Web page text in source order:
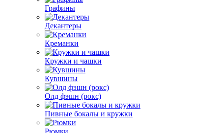
Графины
Декантеры
Креманки
Кружки и чашки
Кувшины
Олд фэшн (рокс)
Пивные бокалы и кружки
Рюмки